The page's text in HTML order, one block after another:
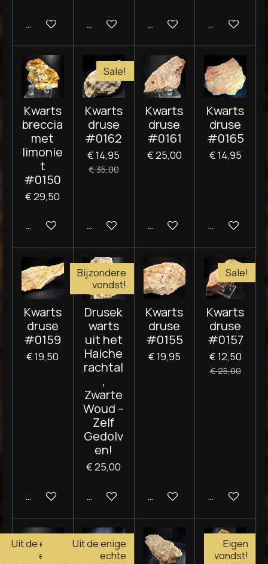
In winkelwagen Houd mij op de hoogteIn winkelwagen In
Kwarts
breccia
met
limonie
t
#0150
€ 29,50
In winkelwagen
Sale!
Kwarts
druse
#0162
€ 14,95
€ 35,00
In winkelwagen
Kwarts
druse
#0161
€ 25,00
In winkelwagen
Kwarts
druse
#0165
€ 14,95
In
Kwarts
druse
#0159
€ 19,50
In winkelwagen
Bijzondere
vondst!
Drusek
warts
uit het
Haiche
rachtal
Zwarte
Woud –
Zelf
Gedolv
en!
€ 25,00
In winkelwagen
Kwarts
druse
#0155
€ 19,95
In winkelwagen
Sale!
Kwarts
druse
#0157
€ 12,50
€ 25,00
In
Uit de enige
echte
Uit de enige
echte
Eigen
vondst!